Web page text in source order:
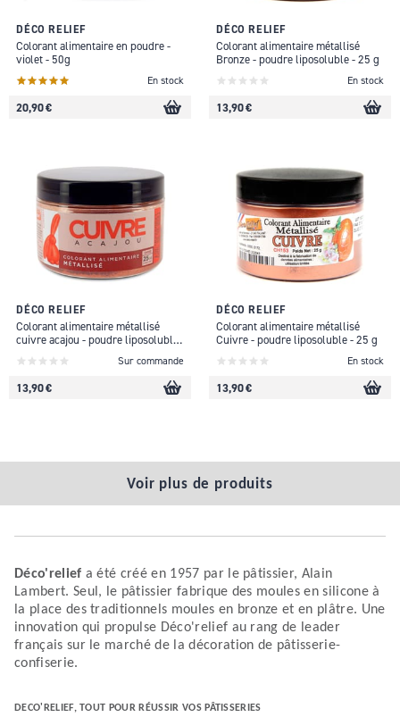
Déco'relief a été créé en 1957 par le pâtissier, Alain
Lambert. Seul, le pâtissier fabrique des moules en silicone à
la place des traditionnels moules en bronze et en plâtre. Une
innovation qui propulse Déco'relief au rang de leader
français sur le marché de la décoration de pâtisserie-
confiserie.
DECO'RELIEF, TOUT POUR RÉUSSIR VOS PÂTISSERIES
DÉCO RELIEF
Colorant alimentaire en poudre -
violet - 50g
En stock
20,90 €
DÉCO RELIEF
Colorant alimentaire métallisé
Bronze - poudre liposoluble - 25 g
En stock
13,90 €
DÉCO RELIEF
Colorant alimentaire métallisé
cuivre acajou - poudre liposoluble
Sur commande
13,90 €
DÉCO RELIEF
Colorant alimentaire métallisé
Cuivre - poudre liposoluble - 25 g
En stock
13,90 €
Voir plus de produits